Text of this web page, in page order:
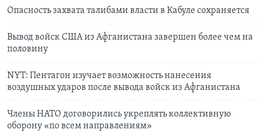
Опасность захвата талибами власти в Кабуле сохраняется
Вывод войск США из Афганистана завершен более чем на
половину
NYT: Пентагон изучает возможность нанесения
воздушных ударов после вывода войск из Афганистана
Члены НАТО договорились укреплять коллективную
оборону «по всем направлениям»